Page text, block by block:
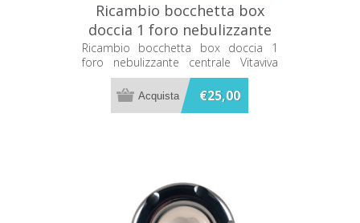
Ricambio bocchetta box
doccia 1 foro nebulizzante
centrale Vitaviva 498794
Ricambio bocchetta box doccia 1
foro nebulizzante centrale Vitaviva
498794
€25,00